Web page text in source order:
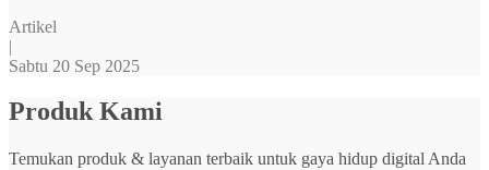
Artikel
|
Sabtu 20 Sep 2025
Produk Kami
Temukan produk & layanan terbaik untuk gaya hidup digital Anda